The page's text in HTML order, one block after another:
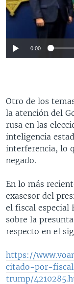
0:00
Otro de los
la atención del
rusa en las
inteligencia
interferencia, lo
negado.
En lo más
exasesor del
el fiscal especial
sobre la
respecto en el
https://
citado-por-
trump/